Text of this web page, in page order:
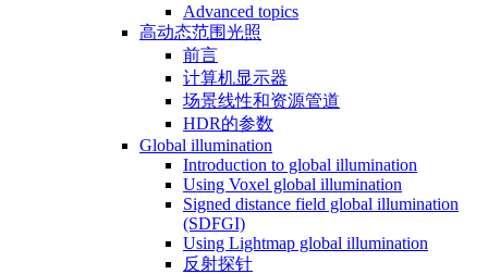
Advanced topics
高动态范围光照
前言
计算机显示器
场景线性和资源管道
HDR的参数
Global illumination
Introduction to global illumination
Using Voxel global illumination
Signed distance field global illumination
(SDFGI)
Using Lightmap global illumination
反射探针